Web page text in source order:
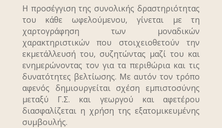
Η προσέγγιση της συνολικής δραστηριότητας
του κάθε ωφελούμενου, γίνεται με τη
χαρτογράφηση των μοναδικών
χαρακτηριστικών που στοιχειοθετούν την
εκμετάλλευσή του, συζητώντας μαζί του και
ενημερώνοντας τον για τα περιθώρια και τις
δυνατότητες βελτίωσης. Με αυτόν τον τρόπο
αφενός δημιουργείται σχέση εμπιστοσύνης
μεταξύ Γ.Σ. και γεωργού και αφετέρου
διασφαλίζεται η χρήση της εξατομικευμένης
συμβουλής.